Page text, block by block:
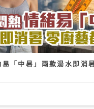
「中暑」兩款湯水即消